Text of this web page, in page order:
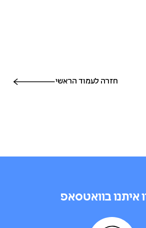
חזרה לעמוד הראשי
איתנו בוואטסאפ